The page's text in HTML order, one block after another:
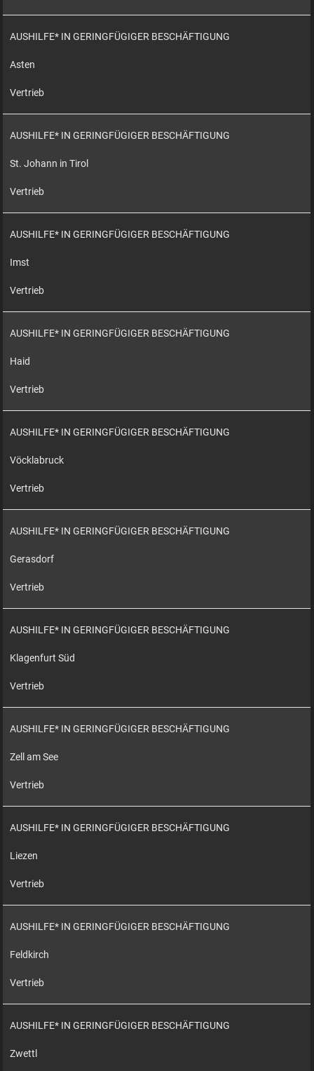
AUSHILFE* IN GERINGFÜGIGER BESCHÄFTIGUNG
Asten
Vertrieb
AUSHILFE* IN GERINGFÜGIGER BESCHÄFTIGUNG
St. Johann in Tirol
Vertrieb
AUSHILFE* IN GERINGFÜGIGER BESCHÄFTIGUNG
Imst
Vertrieb
AUSHILFE* IN GERINGFÜGIGER BESCHÄFTIGUNG
Haid
Vertrieb
AUSHILFE* IN GERINGFÜGIGER BESCHÄFTIGUNG
Vöcklabruck
Vertrieb
AUSHILFE* IN GERINGFÜGIGER BESCHÄFTIGUNG
Gerasdorf
Vertrieb
AUSHILFE* IN GERINGFÜGIGER BESCHÄFTIGUNG
Klagenfurt Süd
Vertrieb
AUSHILFE* IN GERINGFÜGIGER BESCHÄFTIGUNG
Zell am See
Vertrieb
AUSHILFE* IN GERINGFÜGIGER BESCHÄFTIGUNG
Liezen
Vertrieb
AUSHILFE* IN GERINGFÜGIGER BESCHÄFTIGUNG
Feldkirch
Vertrieb
AUSHILFE* IN GERINGFÜGIGER BESCHÄFTIGUNG
Zwettl